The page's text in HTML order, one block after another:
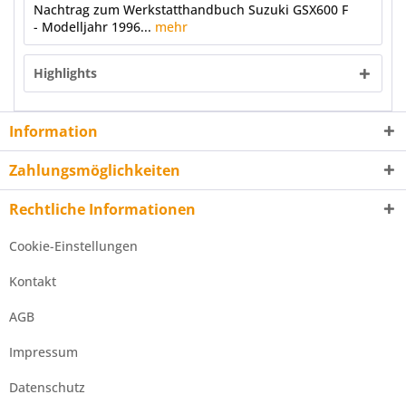
Nachtrag zum Werkstatthandbuch Suzuki GSX600 F
- Modelljahr 1996... mehr
Highlights
Information
Zahlungsmöglichkeiten
Rechtliche Informationen
Cookie-Einstellungen
Kontakt
AGB
Impressum
Datenschutz